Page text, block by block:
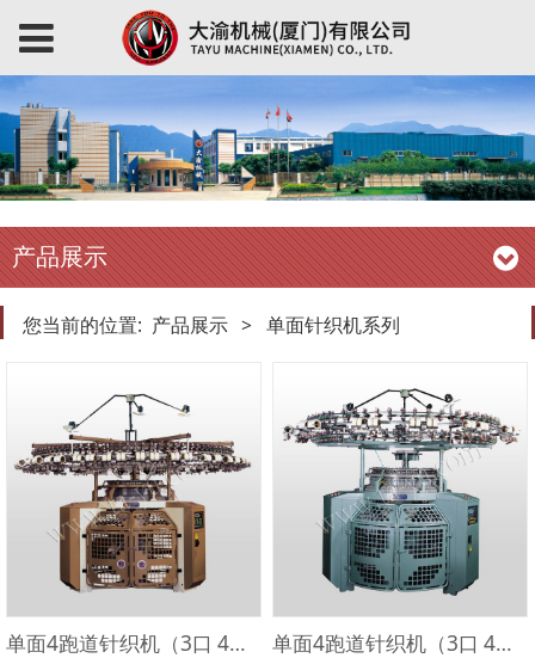
产品展示
您当前的位置: 产品展示 > 单面针织机系列
单面4跑道针织机（3口 4口组）TY-S-30 咖啡色 单面4跑道针织机（3口 4口组）TY-S-30 绿色